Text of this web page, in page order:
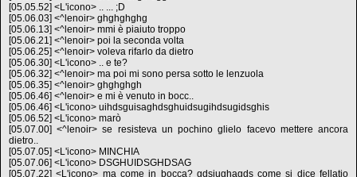
[05.05.52] <L'icono> .. ... ;D
[05.06.03] <^lenoir> ghghghghg
[05.06.13] <^lenoir> mmi è piaiuto troppo
[05.06.21] <^lenoir> poi la seconda volta
[05.06.25] <^lenoir> voleva rifarlo da dietro
[05.06.30] <L'icono> .. e te?
[05.06.32] <^lenoir> ma poi mi sono persa sotto le lenzuola
[05.06.35] <^lenoir> ghghghgh
[05.06.46] <^lenoir> e mi è venuto in bocc..
[05.06.46] <L'icono> uihdsguisaghdsghuidsugihdsugidsghis
[05.06.52] <L'icono> marò
[05.07.00] <^lenoir> se resisteva un pochino glielo facevo mettere ancora
dietro..
[05.07.05] <L'icono> MINCHIA
[05.07.06] <L'icono> DSGHUIDSGHDSAG
[05.07.22] <L'icono> ma come in bocca? gdsiughagds come si dice fellatio